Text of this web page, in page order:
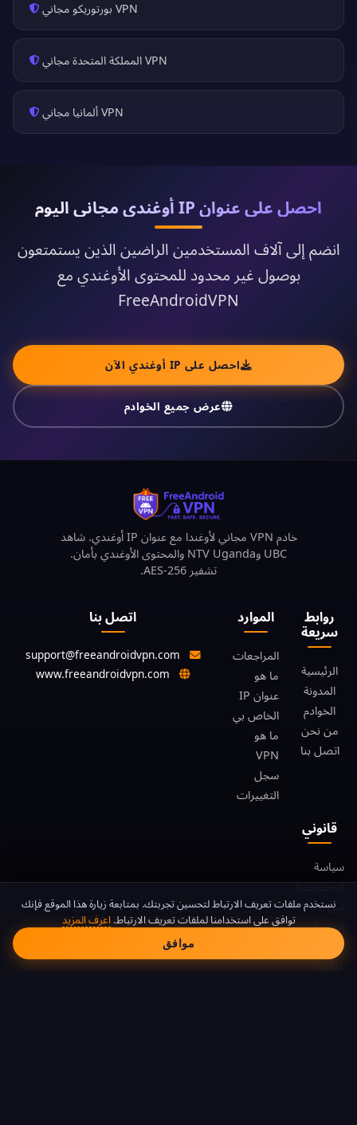
VPN بورتوريكو مجاني
VPN المملكة المتحدة مجاني
VPN ألمانيا مجاني
احصل على عنوان IP أوغندي مجاني اليوم
انضم إلى آلاف المستخدمين الراضين الذين يستمتعون
بوصول غير محدود للمحتوى الأوغندي مع
FreeAndroidVPN
احصل على IP أوغندي الآن
عرض جميع الخوادم
روابط
سريعة
الرئيسية
المدونة
الخوادم
من نحن
اتصل بنا
الموارد
المراجعات
ما هو
عنوان IP
الخاص بي
ما هو
VPN
سجل
التغييرات
قانوني
سياسة
الخصوصية
شروط
الخدمة
سياسة
ملفات
خادم VPN مجاني لأوغندا مع عنوان IP أوغندي. شاهد
UBC وNTV Uganda والمحتوى الأوغندي بأمان.
تشفير AES-256.
اتصل بنا
موافقة ملفات تعريف
نستخدم ملفات تعريف الارتباط لتحسين تجربتك. بمتابعة زيارة هذا الموقع فإنك
توافق على استخدامنا لملفات تعريف الارتباط.اعرف المزيد
موافق